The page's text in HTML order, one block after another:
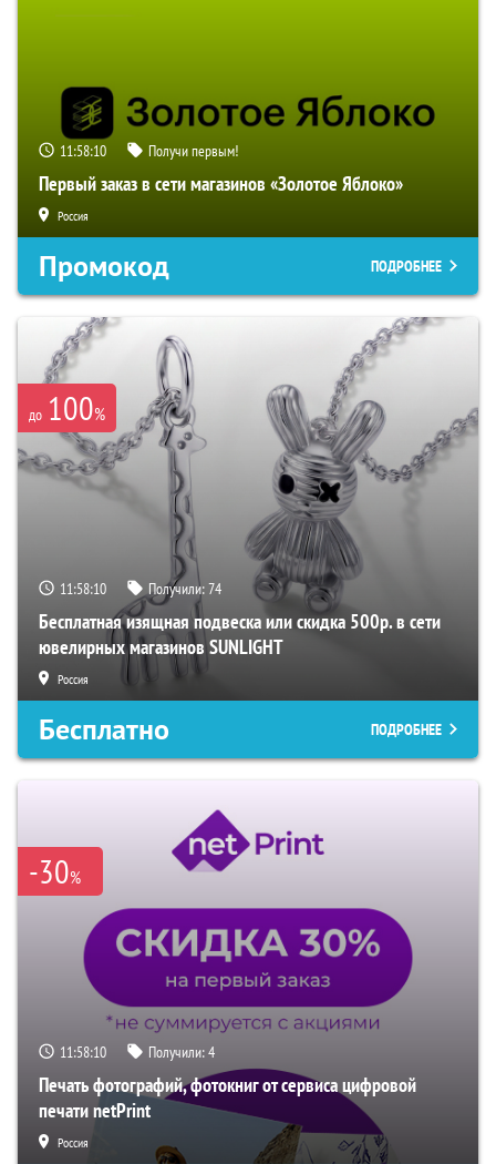
11:58:09 Получи первым!
Первый заказ в сети магазинов «Золотое Яблоко»
Россия
Промокод ПОДРОБНЕЕ
до 100%
11:58:09 Получили:74
Бесплатная изящная подвеска или скидка 500р. в сети
ювелирных магазинов SUNLIGHT
Россия
Бесплатно ПОДРОБНЕЕ
-30%
11:58:09 Получили:4
Печать фотографий, фотокниг от сервиса цифровой
печати netPrint
Россия